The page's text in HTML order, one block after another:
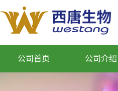
公司首页 公司介绍